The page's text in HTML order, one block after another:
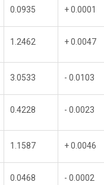
0.0935 + 0.0001
1.2462 + 0.0047
3.0533 - 0.0103
0.4228 - 0.0023
1.1587 + 0.0046
0.0468 - 0.0002